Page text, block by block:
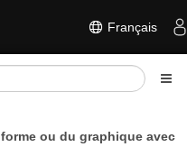
Français
ou du graphique avec